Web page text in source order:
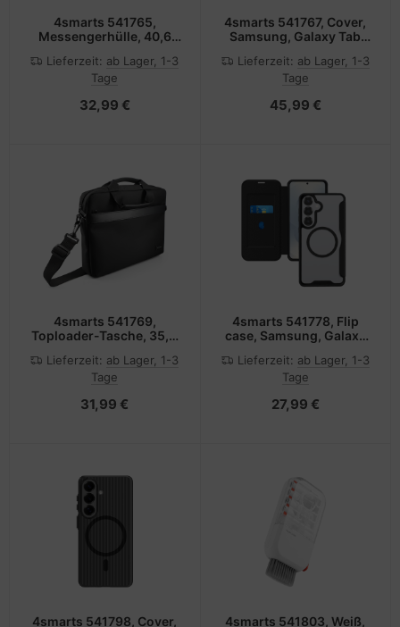
4smarts 541765,
Messengerhülle, 40,6
550 g
Lieferzeit: ab Lager, 1-3
Tage
32,99 €
4smarts 541767, Cover,
Samsung, Galaxy Tab
Lieferzeit: ab Lager, 1-3
Tage
45,99 €
4smarts 541769,
Toploader-Tasche, 35,8
390 g
Lieferzeit: ab Lager, 1-3
Tage
31,99 €
4smarts 541778, Flip
case, Samsung, Galaxy
Schwarz, Transparent
Lieferzeit: ab Lager, 1-3
Tage
27,99 €
4smarts 541798, Cover, 4smarts 541803, Weiß,